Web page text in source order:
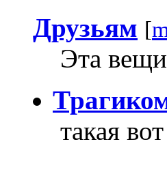
Друзьям [
Эта
такая